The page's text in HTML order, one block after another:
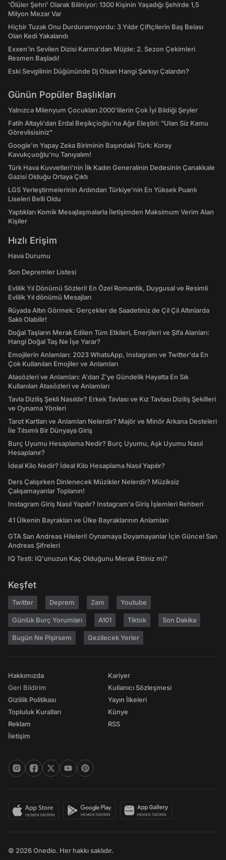
'Ölüler Şehri' Olarak Biliniyor: 1300 Kişinin Yaşadığı Şehirde 1,5
Milyon Mezar Var
Hiçbir Tuzak Onu Durduramıyordu: 3 Yıldır Çiftçilerin Baş Belası
Olan Kedi Yakalandı
Exxen'in Sevilen Dizisi Karma'dan Müjde: 2. Sezon Çekimleri
Resmen Başladı!
Eski Sevgilinin Düğününde Dj Olsan Hangi Şarkıyı Çalardın?
Günün Popüler Başlıkları
Yalnızca Milenyum Çocukları 2000'lilerin Çok İyi Bildiği Şeyler
Fatih Altaylı'dan Erdal Beşikçioğlu'na Ağır Eleştiri: "Ulan Siz Kamu
Görevlisisiniz"
Google'ın Yapay Zeka Biriminin Başındaki Türk: Koray
Kavukçuoğlu'nu Tanıyalım!
Türk Hava Kuvvetleri'nin İlk Kadın Generalinin Dedesinin Çanakkale
Gazisi Olduğu Ortaya Çıktı
LGS Yerleştirmelerinin Ardından Türkiye'nin En Yüksek Puanlı
Liseleri Belli Oldu
Yaptıkları Komik Mesajlaşmalarla İletişimden Maksimum Verim Alan
Kişiler
Hızlı Erişim
Hava Durumu
Son Depremler Listesi
Evlilik Yıl Dönümü Sözleri! En Özel Romantik, Duygusal ve Resimli
Evlilik Yıl dönümü Mesajları
Rüyada Altın Görmek: Gerçekler de Saadetiniz de Çil Çil Altınlarda
Saklı Olabilir!
Doğal Taşların Merak Edilen Tüm Etkileri, Enerjileri ve Şifa Alanları:
Hangi Doğal Taş Ne İşe Yarar?
Emojilerin Anlamları: 2023 WhatsApp, Instagram ve Twitter'da En
Çok Kullanılan Emojiler ve Anlamları
Atasözleri ve Anlamları: A'dan Z'ye Gündelik Hayatta En Sık
Kullanılan Atasözleri ve Anlamları
Tavla Diziliş Şekli Nasıldır? Erkek Tavlası ve Kız Tavlası Diziliş Şekilleri
ve Oynama Yönleri
Tarot Kartları ve Anlamları Nelerdir? Majör ve Minör Arkana Desteleri
İle Tılsımlı Bir Dünyaya Giriş
Burç Uyumu Hesaplama Nedir? Burç Uyumu, Aşk Uyumu Nasıl
Hesaplanır?
İdeal Kilo Nedir? İdeal Kilo Hesaplama Nasıl Yapılır?
Ders Çalışırken Dinlenecek Müzikler Nelerdir? Müziksiz
Çalışamayanlar Toplanın!
Instagram Giriş Nasıl Yapılır? Instagram'a Giriş İşlemleri Rehberi
41 Ülkenin Bayrakları ve Ülke Bayraklarının Anlamları
GTA San Andreas Hileleri! Oynamaya Doyamayanlar İçin Güncel San
Andreas Şifreleri
IQ Testi: IQ'unuzun Kaç Olduğunu Merak Ettiniz mi?
Keşfet
Twitter Deprem Zam Youtube
Günlük Burç Yorumları A101 Tiktok Son Dakika
Bugün Ne Pişirsem Gezilecek Yerler
Hakkımızda
Geri Bildirim
Gizlilik Politikası
Topluluk Kuralları
Reklam
İletişim
Kariyer
Kullanıcı Sözleşmesi
Yayın İlkeleri
Künye
RSS
© 2026 Onedio. Her hakkı saklıdır.